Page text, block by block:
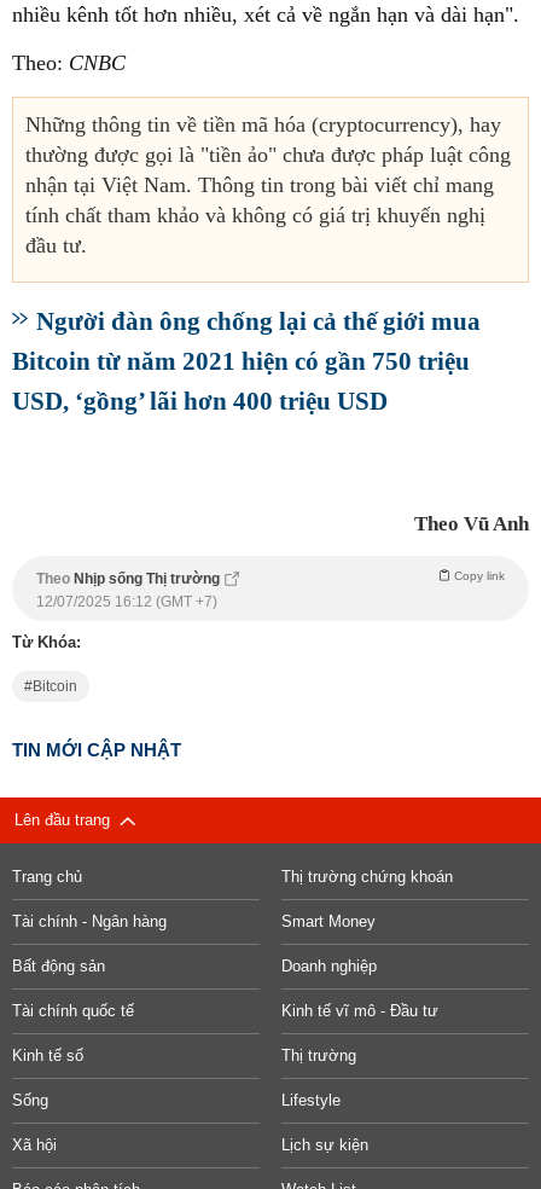
nhiều kênh tốt hơn nhiều, xét cả về ngắn hạn và dài hạn".
Theo: CNBC
Những thông tin về tiền mã hóa (cryptocurrency), hay
thường được gọi là "tiền ảo" chưa được pháp luật công
nhận tại Việt Nam. Thông tin trong bài viết chỉ mang
tính chất tham khảo và không có giá trị khuyến nghị
đầu tư.
Người đàn ông chống lại cả thế giới mua
Bitcoin từ năm 2021 hiện có gần 750 triệu
USD, ‘gồng’ lãi hơn 400 triệu USD
Theo Vũ Anh
Theo Nhịp sống Thị trường Copy link
12/07/2025 16:12 (GMT +7)
Từ Khóa:
Bitcoin
TIN MỚI CẬP NHẬT
Lên đầu trang
Trang chủ Thị trường chứng khoán
Tài chính - Ngân hàng Smart Money
Bất động sản Doanh nghiệp
Tài chính quốc tế Kinh tế vĩ mô - Đầu tư
Kinh tế số Thị trường
Sống Lifestyle
Xã hội Lịch sự kiện